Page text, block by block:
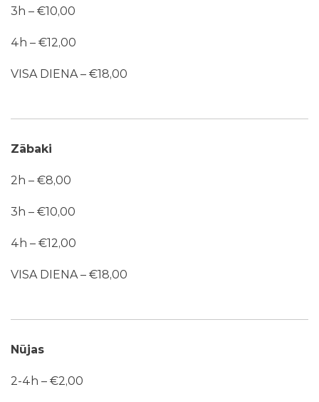
3h – €10,00
4h – €12,00
VISA DIENA – €18,00
Zābaki
2h – €8,00
3h – €10,00
4h – €12,00
VISA DIENA – €18,00
Nūjas
2-4h – €2,00